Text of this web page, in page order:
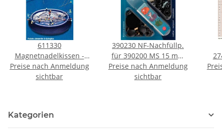
611330
Magnetnadelkissen -
KAR á 1 ST
Preise nach Anmeldung
sichtbar
390230 NF-Nachfüllp.
für 390200 MS 15 mm
brüniert - KTE á 10 ST
Preise nach Anmeldung
sichtbar
Kategorien